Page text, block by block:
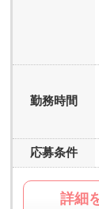
勤務時間
応募条件
詳細